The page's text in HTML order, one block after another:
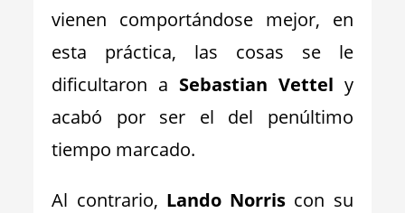
vienen comportándose mejor, en
esta práctica, las cosas se le
dificultaron a Sebastian Vettel y
acabó por ser el del penúltimo
tiempo marcado.
Al contrario, Lando Norris con su